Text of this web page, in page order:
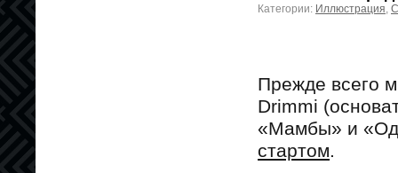
Категории: Иллюстрация
Прежде всего
Drimmi
«Мамбы» и
стартом.